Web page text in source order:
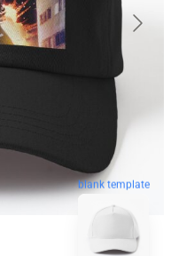
blank template